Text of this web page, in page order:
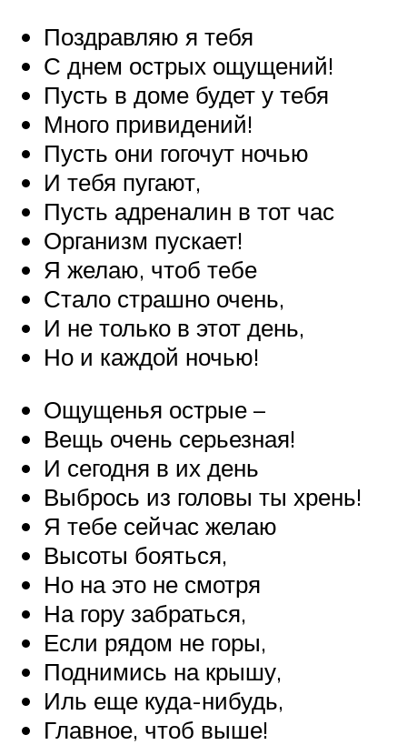
Поздравляю я тебя
С днем острых ощущений!
Пусть в доме будет у тебя
Много привидений!
Пусть они гогочут ночью
И тебя пугают,
Пусть адреналин в тот час
Организм пускает!
Я желаю, чтоб тебе
Стало страшно очень,
И не только в этот день,
Но и каждой ночью!
Ощущенья острые –
Вещь очень серьезная!
И сегодня в их день
Выбрось из головы ты хрень!
Я тебе сейчас желаю
Высоты бояться,
Но на это не смотря
На гору забраться,
Если рядом не горы,
Поднимись на крышу,
Иль еще куда-нибудь,
Главное, чтоб выше!